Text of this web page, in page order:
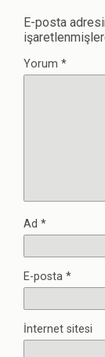
E-posta
Yorum *
Ad *
E-posta *
İnternet sitesi